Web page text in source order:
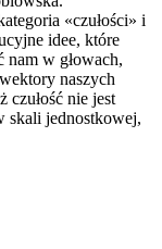
«czułości» i
idee, które
nam w głowach,
naszych
czułość nie jest
skali jednostkowej,